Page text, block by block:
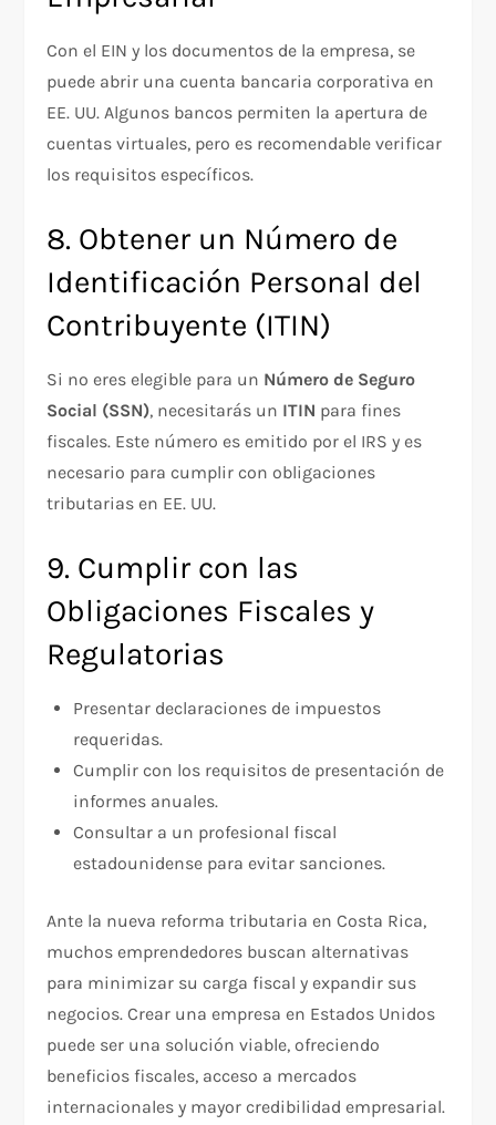
Con el EIN y los documentos de la empresa, se
puede abrir una cuenta bancaria corporativa en
EE. UU. Algunos bancos permiten la apertura de
cuentas virtuales, pero es recomendable verificar
los requisitos específicos.
8. Obtener un Número de
Identificación Personal del
Contribuyente (ITIN)
Si no eres elegible para un Número de Seguro
Social (SSN), necesitarás un ITIN para fines
fiscales. Este número es emitido por el IRS y es
necesario para cumplir con obligaciones
tributarias en EE. UU.
9. Cumplir con las
Obligaciones Fiscales y
Regulatorias
Presentar declaraciones de impuestos
requeridas.
Cumplir con los requisitos de presentación de
informes anuales.
Consultar a un profesional fiscal
estadounidense para evitar sanciones.
Ante la nueva reforma tributaria en Costa Rica,
muchos emprendedores buscan alternativas
para minimizar su carga fiscal y expandir sus
negocios. Crear una empresa en Estados Unidos
puede ser una solución viable, ofreciendo
beneficios fiscales, acceso a mercados
internacionales y mayor credibilidad empresarial.